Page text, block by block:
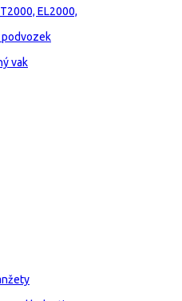
EL2000,
podvozek
vak